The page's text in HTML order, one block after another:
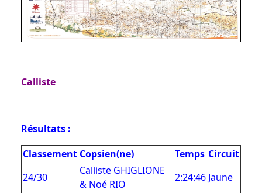
Calliste
Résultats :
Classement Copsien(ne) Temps Circuit
24/30
Calliste GHIGLIONE
& Noé RIO
2:24:46 Jaune